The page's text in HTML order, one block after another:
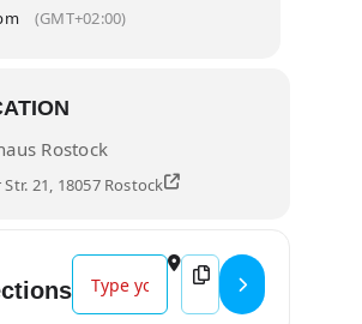
(GMT+02:00)
Rostock
21, 18057 Rostock
Address - »Liegen Sie bequem?
Destination Address